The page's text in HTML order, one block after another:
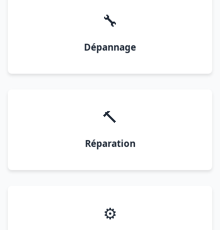
🔧
Dépannage
🔨
Réparation
⚙️